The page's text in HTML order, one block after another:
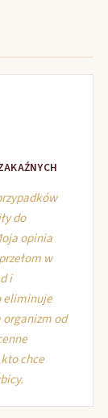
do
opinia
w
i
eliminuje
organizm od
chce